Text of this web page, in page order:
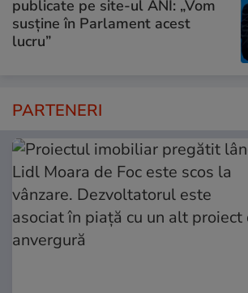
publicate pe site-ul ANI: „Vom
susține în Parlament acest
lucru”
PARTENERI